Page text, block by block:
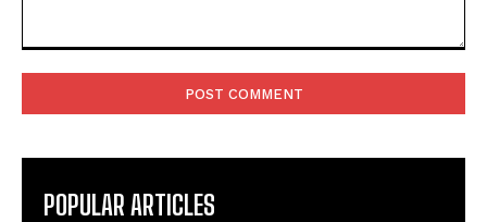
POPULAR ARTICLES